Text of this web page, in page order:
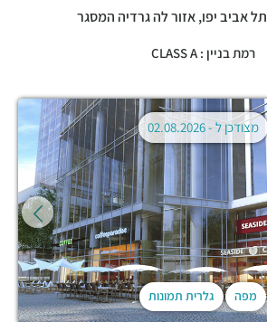
תל אביב יפו,אזור לה גרדיה המסגר
רמת בניין : CLASS A
מפה גלרית תמונות
מצודכן ל -02.08.2026